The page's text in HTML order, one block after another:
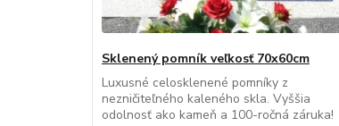
Sklenený pomník veľkosť 70x60cm
Luxusné celosklenené pomníky z
nezničiteľného kaleného skla. Vyššia
odolnosť ako kameň a 100-ročná záruka!